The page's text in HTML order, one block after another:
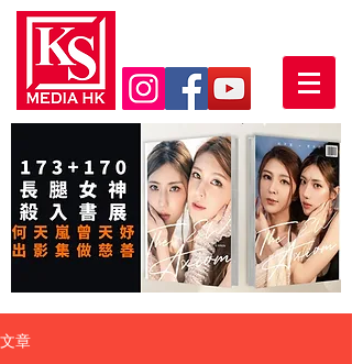
文章